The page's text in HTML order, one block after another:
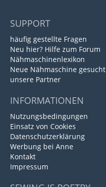
SUPPORT
häufig gestellte Fragen
Neu hier? Hilfe zum Forum
Nähmaschinenlexikon
Neue Nähmaschine gesucht
unsere Partner
INFORMATIONEN
Nutzungsbedingungen
Einsatz von Cookies
Datenschutzerklärung
Werbung bei Anne
Kontakt
Impressum